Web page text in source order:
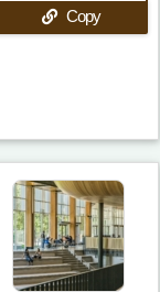
Copy